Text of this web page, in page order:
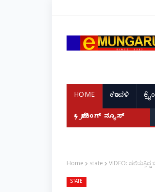
HOME ಕರಾವಳಿ ಕ್ರೈಂ
ಬ್ರೇಕಿಂಗ್ ನ್ಯೂಸ್
Home state VIDEO:
STATE